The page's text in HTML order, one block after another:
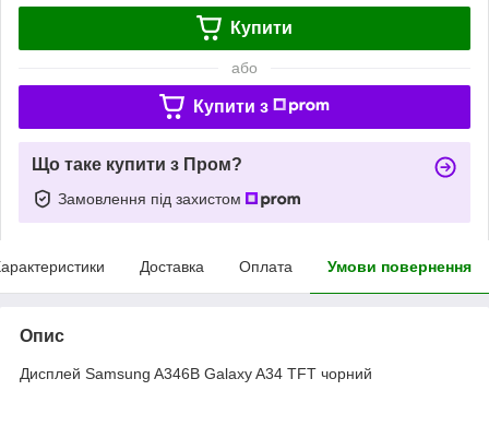
Купити
або
Купити з
Що таке купити з Пром?
Замовлення під захистом
Доставка Оплата Умови повернення
Опис
Дисплей Samsung A346B Galaxy A34 TFT чорний